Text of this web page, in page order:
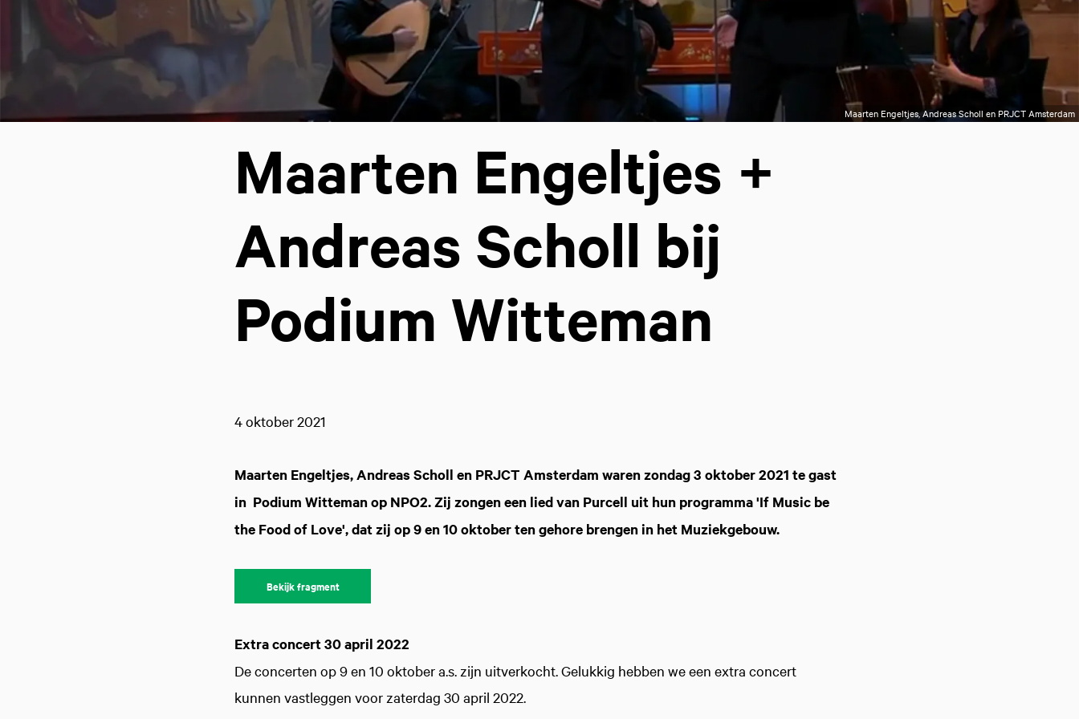
Maarten Engeltjes, Andreas Scholl en PRJCT Amsterdam
Maarten Engeltjes +
Andreas Scholl bij
Podium Witteman
4 oktober 2021
Maarten Engeltjes, Andreas Scholl en PRJCT Amsterdam waren zondag 3 oktober 2021 te gast
in Podium Witteman op NPO2. Zij zongen een lied van Purcell uit hun programma 'If Music be
the Food of Love', dat zij op 9 en 10 oktober ten gehore brengen in het Muziekgebouw.
Bekijk fragment
Extra concert 30 april 2022
De concerten op 9 en 10 oktober a.s. zijn uitverkocht. Gelukkig hebben we een extra concert
kunnen vastleggen voor zaterdag 30 april 2022.